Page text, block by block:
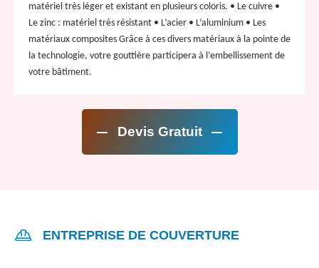
matériel très léger et existant en plusieurs coloris. • Le cuivre •
Le zinc : matériel très résistant • L’acier • L’aluminium • Les
matériaux composites Grâce à ces divers matériaux à la pointe de
la technologie, votre gouttière participera à l’embellissement de
votre bâtiment.
Devis Gratuit
ENTREPRISE DE COUVERTURE